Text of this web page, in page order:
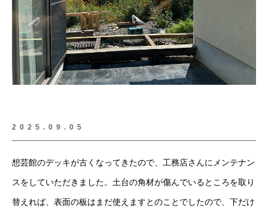
2025.09.05
想芸館のデッキが古くなってきたので、工務店さんにメンテナン
スをしていただきました。土台の角材が傷んでいるところを取り
替えれば、表面の板はまだ使えますとのことでしたので、下だけ